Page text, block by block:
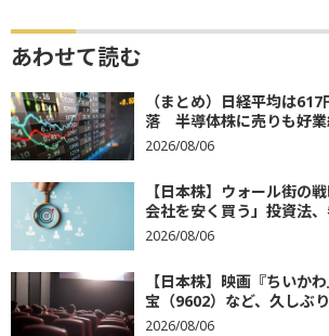
あわせて読む
（まとめ）日経平均は
落 半導体株に売りも好業
2026/08/06
【日本株】ウォール街の
会社を安く買う」投資法
2026/08/06
【日本株】映画『ちいか
宝（9602）など、久しぶ
2026/08/06